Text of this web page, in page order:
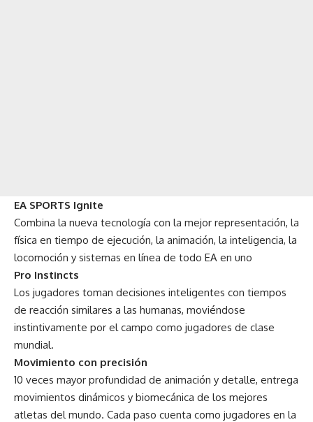
EA SPORTS Ignite
Combina la nueva tecnología con la mejor representación, la
física en tiempo de ejecución, la animación, la inteligencia, la
locomoción y sistemas en línea de todo EA en uno
Pro Instincts
Los jugadores toman decisiones inteligentes con tiempos
de reacción similares a las humanas, moviéndose
instintivamente por el campo como jugadores de clase
mundial.
Movimiento con precisión
10 veces mayor profundidad de animación y detalle, entrega
movimientos dinámicos y biomecánica de los mejores
atletas del mundo. Cada paso cuenta como jugadores en la